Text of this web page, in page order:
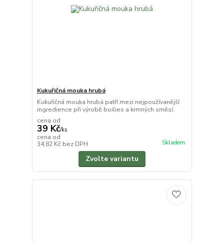
Kukuřičná mouka hrubá
Kukuřičná mouka hrubá patří mezi nejpoužívanější
ingredience při výrobě boilies a krmných směsí.
cena od
39 Kč/ks
cena od
34,82 Kč bez DPH Skladem
Zvolte variantu